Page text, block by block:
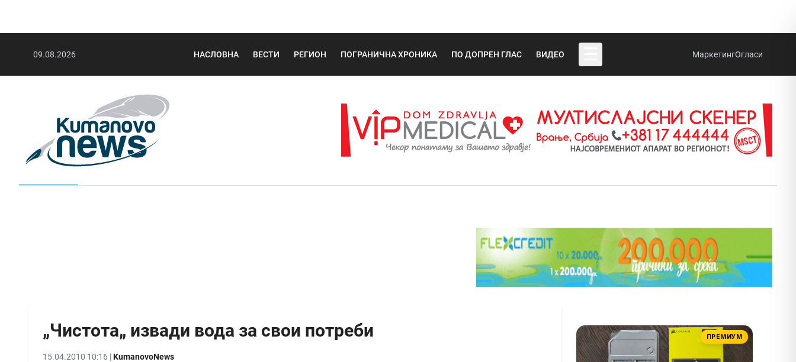
09.08.2026 НАСЛОВНА ВЕСТИ РЕГИОН ПОГРАНИЧНА ХРОНИКА ПО ДОПРЕН ГЛАС ВИДЕО МаркетингОгласи
„Чистота„ извади вода за свои потреби
15.04.2010 10:16 |KumanovoNews
ПРЕМИУМ